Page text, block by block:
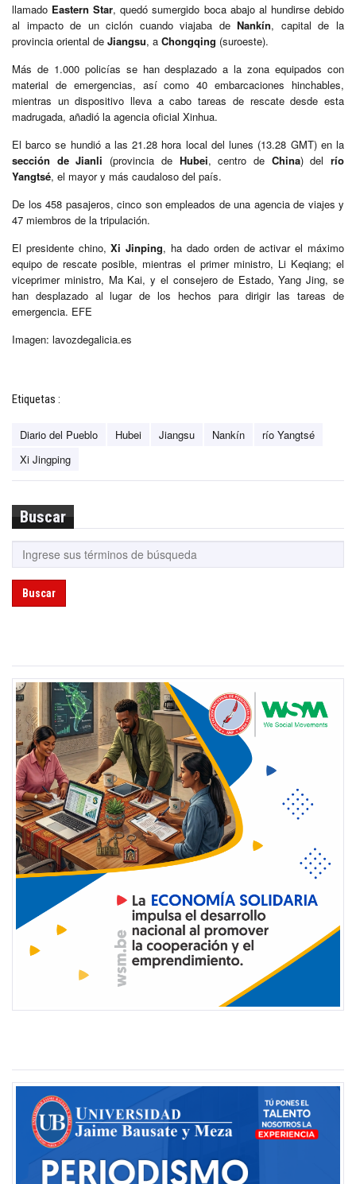
llamado Eastern Star, quedó sumergido boca abajo al hundirse debido
al impacto de un ciclón cuando viajaba deNankín, capital de la
provincia oriental de Jiangsu, a Chongqing (suroeste).
Más de 1.000 policías se han desplazado a la zona equipados con
material de emergencias, así como 40 embarcaciones hinchables,
mientras un dispositivo lleva a cabo tareas de rescate desde esta
madrugada, añadió la agencia oficial Xinhua.
El barco se hundió a las 21.28 hora local del lunes (13.28 GMT) en la
sección de Jianli (provincia de Hubei, centro deChina) delrío
Yangtsé, el mayor y más caudaloso del país.
De los 458 pasajeros, cinco son empleados de una agencia de viajes y
47 miembros de la tripulación.
El presidente chino, Xi Jinping, ha dado orden de activar el máximo
equipo de rescate posible, mientras el primer ministro, Li Keqiang; el
viceprimer ministro, Ma Kai, y el consejero de Estado, Yang Jing, se
han desplazado al lugar de los hechos para dirigir las tareas de
emergencia. EFE
Imagen: lavozdegalicia.es
Etiquetas :
Diario del Pueblo Hubei Jiangsu Nankín
río Yangtsé
Xi Jingping
Buscar
Buscar